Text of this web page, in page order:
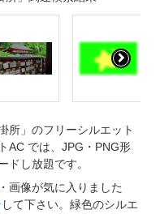
所」のフリーシルエット
AC では、JPG・PNG形
ドし放題です。
画像が気に入りました
して下さい。緑色のシルエ